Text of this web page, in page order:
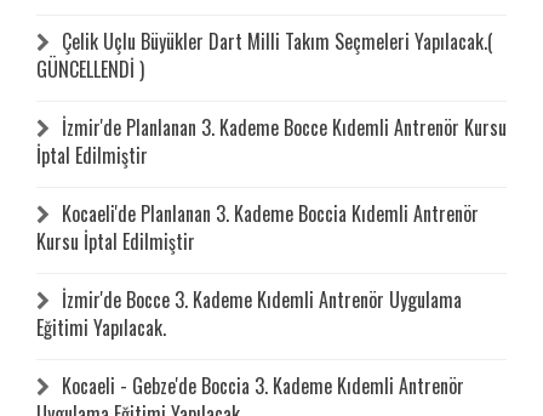
Çelik Uçlu Büyükler Dart Milli Takım Seçmeleri Yapılacak.(
GÜNCELLENDİ )
İzmir'de Planlanan 3. Kademe Bocce Kıdemli Antrenör Kursu
İptal Edilmiştir
Kocaeli'de Planlanan 3. Kademe Boccia Kıdemli Antrenör
Kursu İptal Edilmiştir
İzmir'de Bocce 3. Kademe Kıdemli Antrenör Uygulama
Eğitimi Yapılacak.
Kocaeli - Gebze'de Boccia 3. Kademe Kıdemli Antrenör